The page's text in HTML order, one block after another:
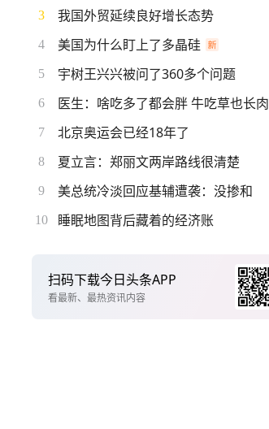
3 我国外贸延续良好增长态势
4 美国为什么盯上了多晶硅
5 宇树王兴兴被问了360多个问题
6 医生：啥吃多了都会胖 牛吃草也长肉
7 北京奥运会已经18年了
8 夏立言：郑丽文两岸路线很清楚
9 美总统冷淡回应基辅遭袭：没掺和
10 睡眠地图背后藏着的经济账
扫码下载今日头条APP
看最新、最热资讯内容